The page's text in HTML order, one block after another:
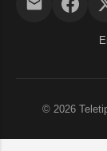
© 2026